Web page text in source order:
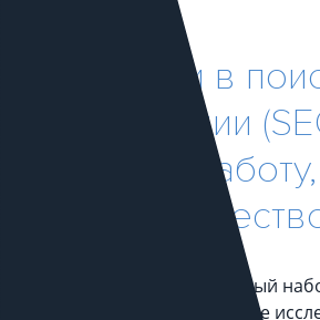
Нейросети в
продвижении
ускоряем работу,
жертвуя
Мы используем современный
инструменты, чтобы быстрее